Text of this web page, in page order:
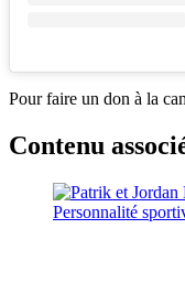
Pour faire un don à la
Contenu